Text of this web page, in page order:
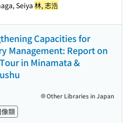
Seiya 林, 志浩
Capacities for
Management: Report on
in Minamata &
類
Other Libraries in Japan